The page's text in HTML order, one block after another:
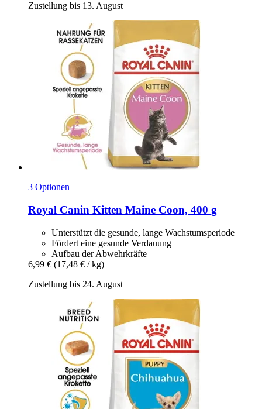
Zustellung bis 13. August
3 Optionen
Royal Canin Kitten Maine Coon, 400 g
Unterstützt die gesunde, lange Wachstumsperiode
Fördert eine gesunde Verdauung
Aufbau der Abwehrkräfte
6,99 € (17,48 € / kg)
Zustellung bis 24. August